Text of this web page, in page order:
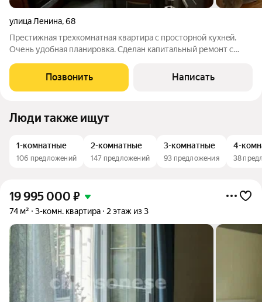
улица Ленина,68
Престижная трехкомнатная квартира с простopной кухнeй.
Очень удобная планировка. Сделан капитальный ремонт с
дома. Светлая, уютная, отлично подходит как для постоянного
проживания, так и для
Позвонить Написать
Люди также ищут
1-комнатные
106 предложений
2-комнатные
147 предложений
3-комнатные
93 предложения
4-
38
19 995 000 ₽
74 м² 3-комн. квартира 2 этаж из 3